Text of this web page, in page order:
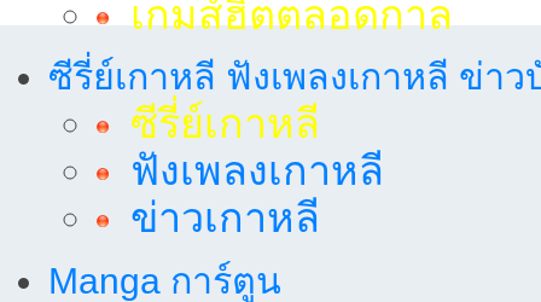
เกมส์ฮิตตลอดกาล
ซีรี่ย์เกาหลี ฟังเพลงเกาหลี ข่าว
ซีรี่ย์เกาหลี
ฟังเพลงเกาหลี
ข่าวเกาหลี
Manga การ์ตูน